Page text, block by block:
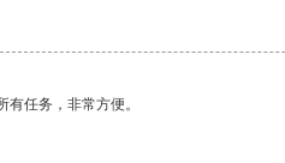
任务，非常方便。